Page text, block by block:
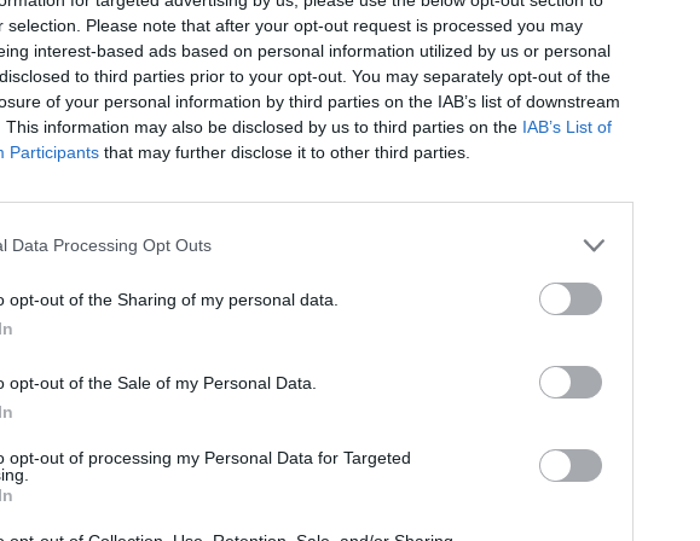
selection. Please note that after your opt-out request is processed you may
interest-based ads based on personal information utilized by us or personal
to third parties prior to your opt-out. You may separately opt-out of the
of your personal information by third parties on the IAB’s list of downstream
This information may also be disclosed by us to third parties on the IAB’s List of
Participants that may further disclose it to other third parties.
Data Processing Opt Outs
opt-out of the Sharing of my personal data.
opt-out of the Sale of my Personal Data.
opt-out of processing my Personal Data for Targeted
valstybės paslaptis tik Lrytas.TV
liko
Plinta audros vaizdai iš visos Lietuvos:
netoli Druskininkų vėjas vertė ištisus
medžius
darbo savaitę: karščiai atsitrauks
automobilis sužalojo
Žinios | Lietuvos diena